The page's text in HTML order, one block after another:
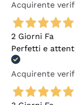
Acquirente
2 Giorni Fa
Perfetti e
Acquirente